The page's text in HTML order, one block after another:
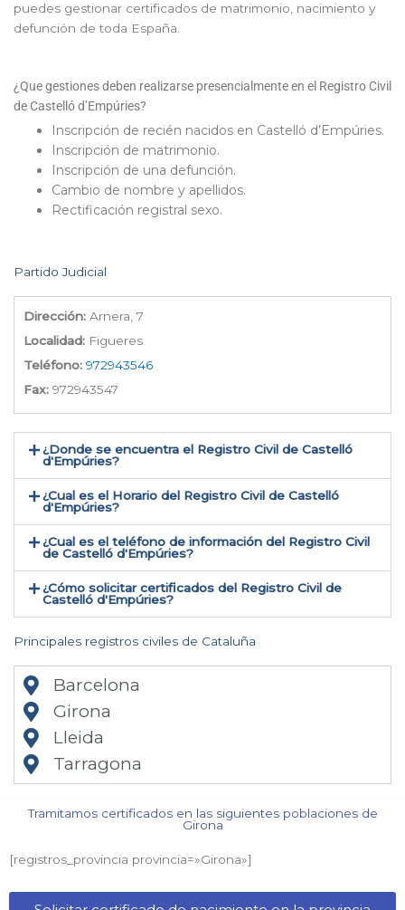
puedes gestionar certificados de matrimonio, nacimiento y
defunción de toda España.
¿Que gestiones deben realizarse presencialmente en el Registro Civil
de Castelló d’Empúries?
Inscripción de recién nacidos en Castelló d’Empúries.
Inscripción de matrimonio.
Inscripción de una defunción.
Cambio de nombre y apellidos.
Rectificación registral sexo.
Partido Judicial
Dirección: Arnera, 7
Localidad: Figueres
Teléfono: 972943546
Fax: 972943547
¿Donde se encuentra el Registro Civil de Castelló
d'Empúries​?
¿Cual es el Horario del Registro Civil de Castelló
d'Empúries?
¿Cual es el teléfono de información del Registro Civil
de Castelló d'Empúries​?
¿Cómo solicitar certificados del Registro Civil de
Castelló d'Empúries​?
Principales registros civiles de Cataluña
Barcelona
Girona
Lleida
Tarragona
Tramitamos certificados en las siguientes poblaciones de
Girona​
[registros_provincia provincia=»Girona​»]